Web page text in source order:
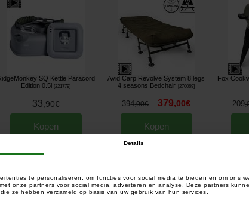
Details
te personaliseren, om functies voor social media te bieden en om ons
onze partners voor social media, adverteren en analyse. Deze partners
ze hebben verzameld op basis van uw gebruik van hun services.
SQ Kettle Paracord
Edition 0.5l [221779]
33 90€
Kopen
Avid Carp Revolve System 8 legs
4 seasons Bedchair
270069]
394,00€ 379,00€
Kopen
Fox
209,